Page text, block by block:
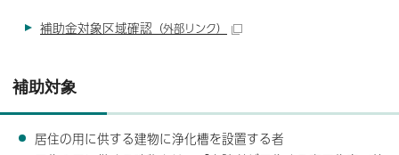
補助金対象区域確認 （外部リンク）
補助対象
居住の用に供する建物に浄化槽を設置する者